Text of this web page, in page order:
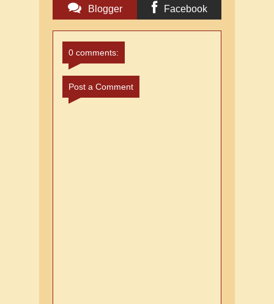
Blogger
Comments
Facebook
Comments
0 comments:
Post a Comment